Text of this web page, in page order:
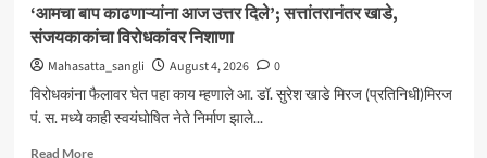
‘आमचा बाप काढणाऱ्यांना आज उत्तर दिले’; सत्तांतरानंतर खाडे,
संजयकाकांचा विरोधकांवर निशाणा
Mahasatta_sangli August 4, 2026
0
विरोधकांना फैलावर घेत पहा काय म्हणाले आ. डॉ. सुरेश खाडे मिरज (प्रतिनिधी)मिरज
पं. स. मध्ये काही स्वयंघोषित नेते निर्माण झाले...
Read MoreRead